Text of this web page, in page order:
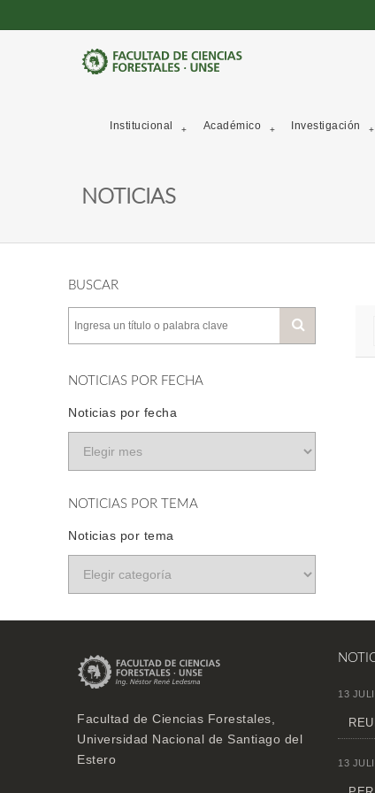
Institucional Académico Investigación
NOTICIAS
BUSCAR
NOTICIAS POR FECHA
Noticias por fecha
NOTICIAS POR TEMA
Noticias por tema
Facultad de Ciencias Forestales,
Universidad Nacional de Santiago del
Estero
13
13